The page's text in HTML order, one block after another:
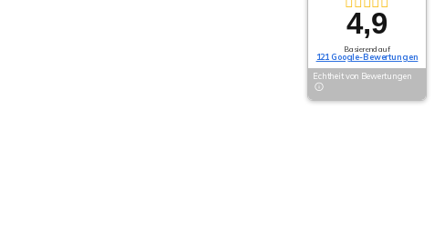
4,9
Basierend auf
121 Google-Bewertungen
Echtheit von Bewertungen